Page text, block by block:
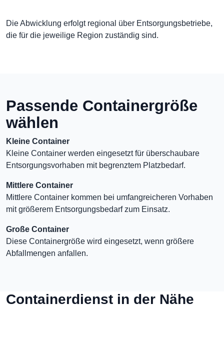
Die Abwicklung erfolgt regional über Entsorgungsbetriebe,
die für die jeweilige Region zuständig sind.
Passende Containergröße
wählen
Kleine Container
Kleine Container werden eingesetzt für überschaubare
Entsorgungsvorhaben mit begrenztem Platzbedarf.
Mittlere Container
Mittlere Container kommen bei umfangreicheren Vorhaben
mit größerem Entsorgungsbedarf zum Einsatz.
Große Container
Diese Containergröße wird eingesetzt, wenn größere
Abfallmengen anfallen.
Containerdienst in der Nähe